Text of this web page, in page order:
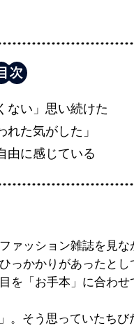
ない」思い続けた
れた気がした」
由に感じている
ァッション雑誌を見な
っかかりがあったと
を「お手本」に合わせ
。そう思っていたちび